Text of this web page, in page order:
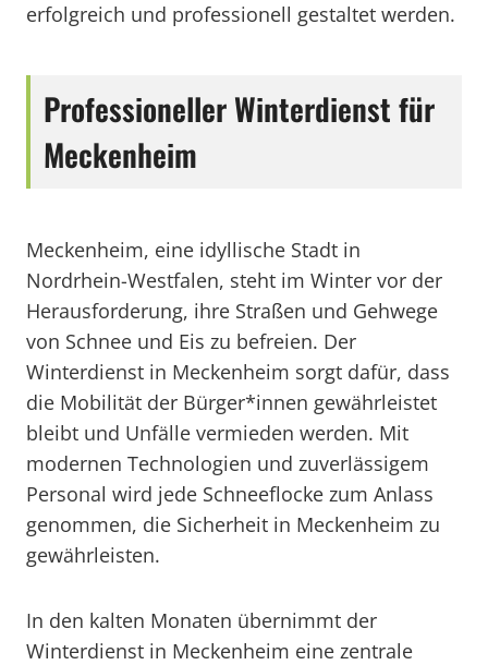
erfolgreich und professionell gestaltet werden.
Professioneller Winterdienst für
Meckenheim
Meckenheim, eine idyllische Stadt in
Nordrhein-Westfalen, steht im Winter vor der
Herausforderung, ihre Straßen und Gehwege
von Schnee und Eis zu befreien. Der
Winterdienst in Meckenheim sorgt dafür, dass
die Mobilität der Bürger*innen gewährleistet
bleibt und Unfälle vermieden werden. Mit
modernen Technologien und zuverlässigem
Personal wird jede Schneeflocke zum Anlass
genommen, die Sicherheit in Meckenheim zu
gewährleisten.
In den kalten Monaten übernimmt der
Winterdienst in Meckenheim eine zentrale